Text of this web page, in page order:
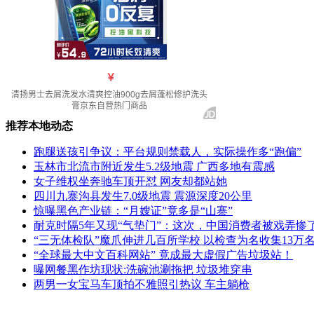
推荐本地动态
跑腿送孩引争议：平台规则禁载人，实际操作多“跑偏”
玉林市北流市附近发生5.2级地震 广西多地有震感
女子维权坐奔驰车顶开怼 网友却都站她
四川九寨沟县发生7.0级地震 震源深度20公里
惊曝黑色产业链：“月嫂证”竟多是“山寨”
耐克时隔5年又现“气垫门”：这次，中国消费者被戏弄惨
“三无体检队”魔爪伸进几百所学校 以检查为名收集13万
“全球最大中文百科网站” 竟成最大虚假广告垃圾站！
曝网餐黑作坊现状:洗碗池涮拖把 垃圾堆穿串
两男一女宝马车顶拍不雅照引热议 车主躺枪